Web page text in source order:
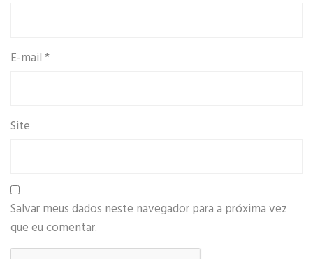
E-mail*
Site
Salvar meus dados neste navegador para a próxima vez
que eu comentar.